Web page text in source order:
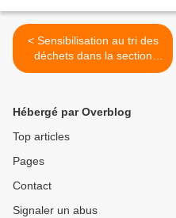
< Sensibilisation au tri des
déchets dans la section
Foot
Hébergé par Overblog
Top articles
Pages
Contact
Signaler un abus